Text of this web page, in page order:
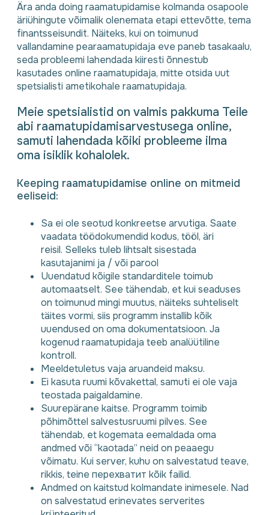
Ära anda doing raamatupidamise kolmanda osapoole
äriühingute võimalik olenemata etapi ettevõtte, tema
finantsseisundit. Näiteks, kui on toimunud
vallandamine pearaamatupidaja eve paneb tasakaalu,
seda probleemi lahendada kiiresti õnnestub
kasutades online raamatupidaja, mitte otsida uut
spetsialisti ametikohale raamatupidaja.
Meie spetsialistid on valmis pakkuma Teile
abi raamatupidamisarvestusega online,
samuti lahendada kõiki probleeme ilma
oma isiklik kohalolek.
Keeping raamatupidamise online on mitmeid
eeliseid:
Sa ei ole seotud konkreetse arvutiga. Saate
vaadata töödokumendid kodus, tööl, äri
reisil. Selleks tuleb lihtsalt sisestada
kasutajanimi ja / või parool
Uuendatud kõigile standarditele toimub
automaatselt. See tähendab, et kui seaduses
on toimunud mingi muutus, näiteks suhteliselt
täites vormi, siis programm installib kõik
uuendused on oma dokumentatsioon. Ja
kogenud raamatupidaja teeb analüütiline
kontroll.
Meeldetuletus vaja aruandeid maksu.
Ei kasuta ruumi kõvakettal, samuti ei ole vaja
teostada paigaldamine.
Suurepärane kaitse. Programm toimib
põhimõttel salvestusruumi pilves. See
tähendab, et kogemata eemaldada oma
andmed või “kaotada” neid on peaaegu
võimatu. Kui server, kuhu on salvestatud teave,
rikkis, teine перехватит kõik failid.
Andmed on kaitstud kolmandate inimesele. Nad
on salvestatud erinevates serverites